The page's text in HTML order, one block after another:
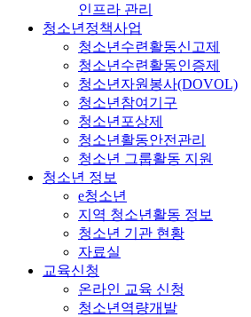
인프라 관리
청소년정책사업
청소년수련활동신고제
청소년수련활동인증제
청소년자원봉사(DOVOL)
청소년참여기구
청소년포상제
청소년활동안전관리
청소년 그룹활동 지원
청소년 정보
e청소년
지역 청소년활동 정보
청소년 기관 현황
자료실
교육신청
온라인 교육 신청
청소년역량개발